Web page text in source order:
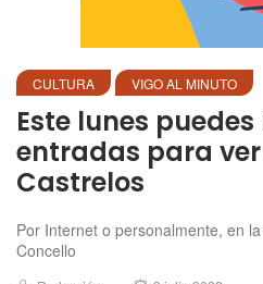
CULTURA VIGO AL MINUTO
Este lunes
entradas para
Castrelos
Por Internet o personalmente, en
Concello